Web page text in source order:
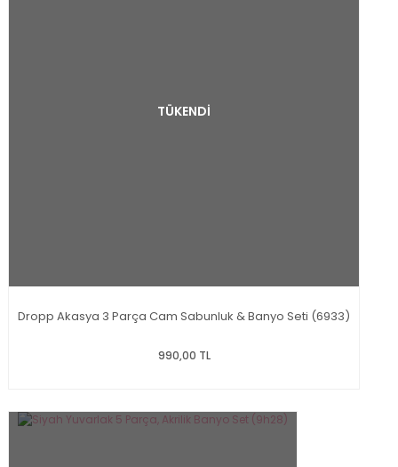
TÜKENDİ
Dropp Akasya 3 Parça Cam Sabunluk & Banyo Seti (6933)
990,00 TL